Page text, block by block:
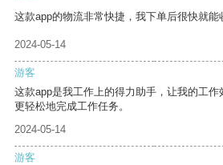
这款app的物流非常快捷，我下单后很快就能
2024-05-14
游客
这款app是我工作上的得力助手，让我的工
更轻松地完成工作任务。
2024-05-14
游客